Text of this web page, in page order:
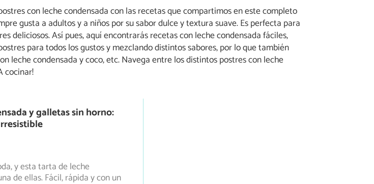
con leche condensada con las recetas que compartimos en este completo
gusta a adultos y a niños por su sabor dulce y textura suave. Es perfecta para
deliciosos. Así pues, aquí encontrarás recetas con leche condensada fáciles,
para todos los gustos y mezclando distintos sabores, por lo que también
leche condensada y coco, etc. Navega entre los distintos postres con leche
cocinar!
y galletas sin horno:
y esta tarta de leche
de ellas. Fácil, rápida y con un